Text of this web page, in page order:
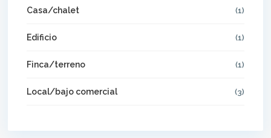
Casa/chalet (1)
Edificio (1)
Finca/terreno (1)
Local/bajo comercial (3)